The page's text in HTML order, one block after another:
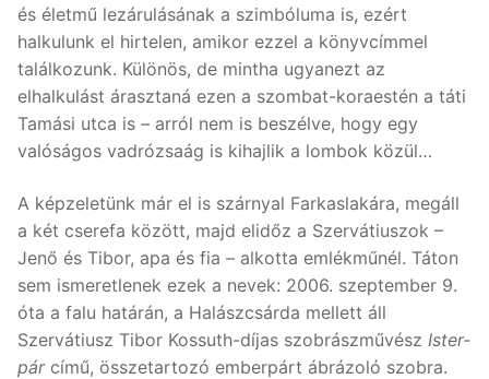
és életmű lezárulásának a szimbóluma is, ezért
halkulunk el hirtelen, amikor ezzel a könyvcímmel
találkozunk. Különös, de mintha ugyanezt az
elhalkulást árasztaná ezen a szombat-koraestén a táti
Tamási utca is – arról nem is beszélve, hogy egy
valóságos vadrózsaág is kihajlik a lombok közül…
A képzeletünk már el is szárnyal Farkaslakára, megáll
a két cserefa között, majd elidőz a Szervátiuszok –
Jenő és Tibor, apa és fia – alkotta emlékműnél. Táton
sem ismeretlenek ezek a nevek: 2006. szeptember 9.
óta a falu határán, a Halászcsárda mellett áll
Szervátiusz Tibor Kossuth-díjas szobrászművész Ister-
párcímű, összetartozó emberpárt ábrázoló szobra.